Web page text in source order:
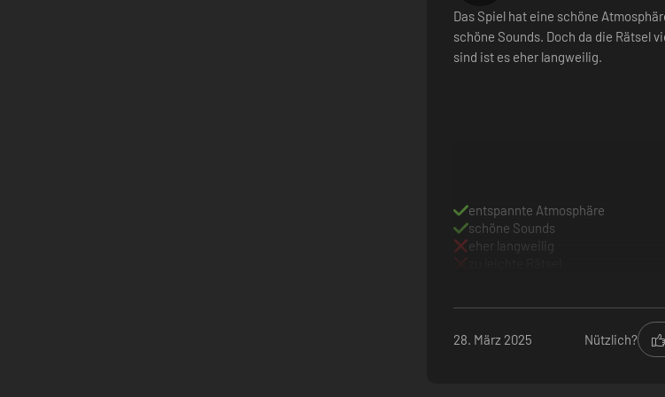
dass du von unserem Spiel genauso begeistert bist, wie wir es bei der Entwicklung waren!
Das Spiel hat eine schöne
schöne Sounds. Doch da die Rätsel
sind ist es eher langweilig.
entspannte Atmosphäre
schöne Sounds
eher langweilig
28. März 2025 Nützlich?